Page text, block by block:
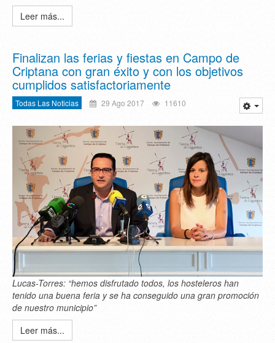
Leer más...
Finalizan las ferias y fiestas en Campo de
Criptana con gran éxito y con los objetivos
cumplidos satisfactoriamente
Todas Las Noticias 29 Ago 2017 11610
Lucas-Torres: “hemos disfrutado todos, los hosteleros han
tenido una buena feria y se ha conseguido una gran promoción
de nuestro municipio”
Leer más...